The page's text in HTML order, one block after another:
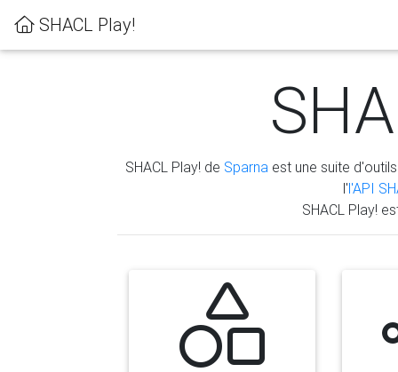
SHACL Play!
SHACL Play! de Sparna est une suite
l'l'API
SHACL Play!